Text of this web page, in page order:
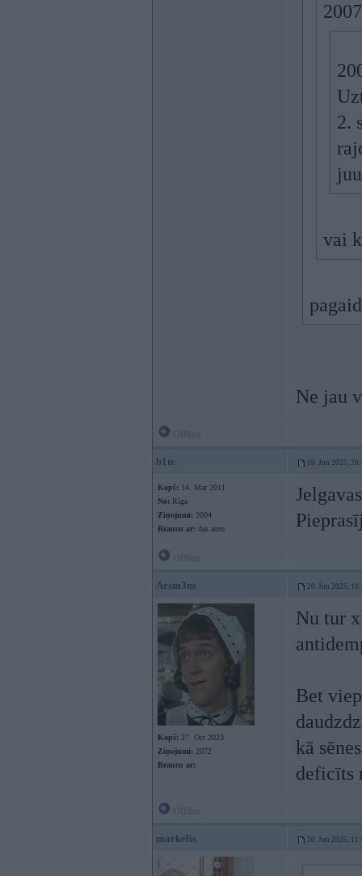
2.
vai
Ne jau
b1te 19. Jun 2025,
Kopš: 14. Mar 2011
No: Rīga
Ziņojumi: 2004
Braucu ar: das auto
Arsm3ns 20. Jun 2025,
Kopš: 27. Oct 2023
Ziņojumi: 2072
Braucu ar:
Nu tur
Bet
kā
deficīts
markelis 20. Jun 2025,